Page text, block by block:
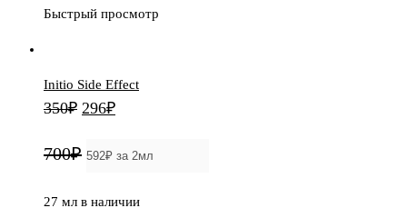
Быстрый просмотр
Initio Side Effect
350₽ Первоначальная
составляла
296₽Текущая
296₽.
700₽
27 мл в наличии